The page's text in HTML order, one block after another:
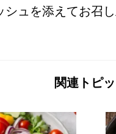
ュを添えてお召し
関連トピ